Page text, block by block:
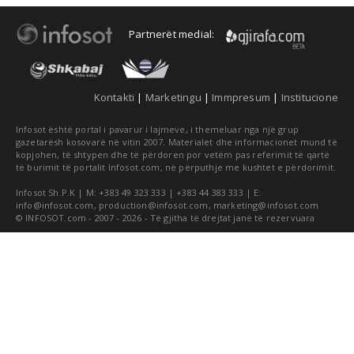
Partnerët medial:
Kontakti | Marketingu | Immpresum | Institucione
Infosot është portal i pavarur i lajmeve, i themeluar nga një grup
gazetarësh kosovarë në vitin 2007. Materialet dhe informacionet mund të
kopjohen, të shtypen dhe të përdoren por vetëm pas referimit të qartë
të burimit të portalit Infosot.com, në përputhje me kushtet e përdorimit.
Infosot Sh.P.K | M: +383 49 323 333 | +383 44 383 333 | E:
info@infosot.com , production@infosot.com , marketing@infosot.com
© INFOSOT.com - 2007 - 2026 - Të gjitha të drejtat janë të rezervuara